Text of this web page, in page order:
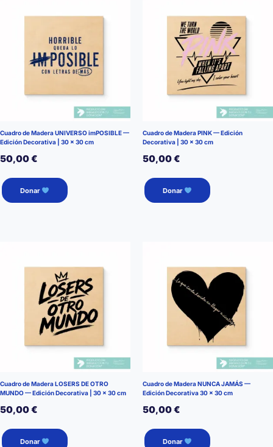
Cuadro de Madera UNIVERSO imPOSIBLE —
Edición Decorativa | 30 × 30 cm
50,00€
Donar
Cuadro de Madera PINK — Edición
Decorativa | 30 × 30 cm
50,00€
Donar
Cuadro de Madera LOSERS DE OTRO
MUNDO — Edición Decorativa | 30 × 30 cm
50,00€
Donar
Cuadro de Madera NUNCA JAMÁS —
Edición Decorativa 30 × 30 cm
50,00€
Donar